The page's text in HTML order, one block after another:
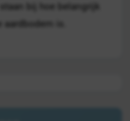
bij hoe belangrijk
is.